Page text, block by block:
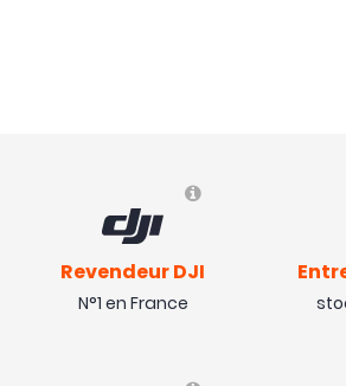
Revendeur DJI
N°1 en France